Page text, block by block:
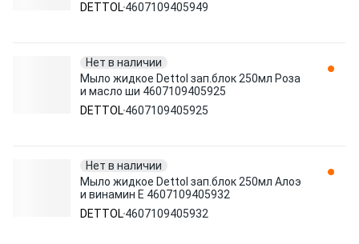
DETTOL4607109405949
Нет в наличии
Мыло жидкое Dettol зап.блок 250мл Роза
и масло ши 4607109405925
DETTOL4607109405925
Нет в наличии
Мыло жидкое Dettol зап.блок 250мл Алоэ
и винамин Е 4607109405932
DETTOL4607109405932